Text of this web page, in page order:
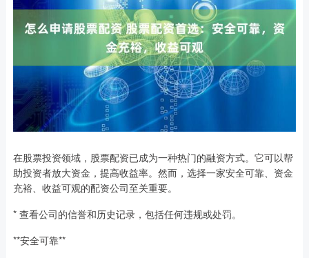
在股票投资领域，股票配资已成为一种热门的融资方式。它可以帮
助投资者放大资金，提高收益率。然而，选择一家安全可靠、资金
充裕、收益可观的配资公司至关重要。
* 查看公司的信誉和历史记录，包括任何违规或处罚。
**安全可靠**